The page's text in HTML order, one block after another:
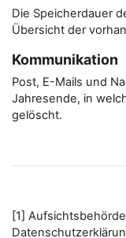
Die Speicherdauer
Übersicht der
Kommunikation
Post, E-Mails und
Jahresende, in
gelöscht.
[1]